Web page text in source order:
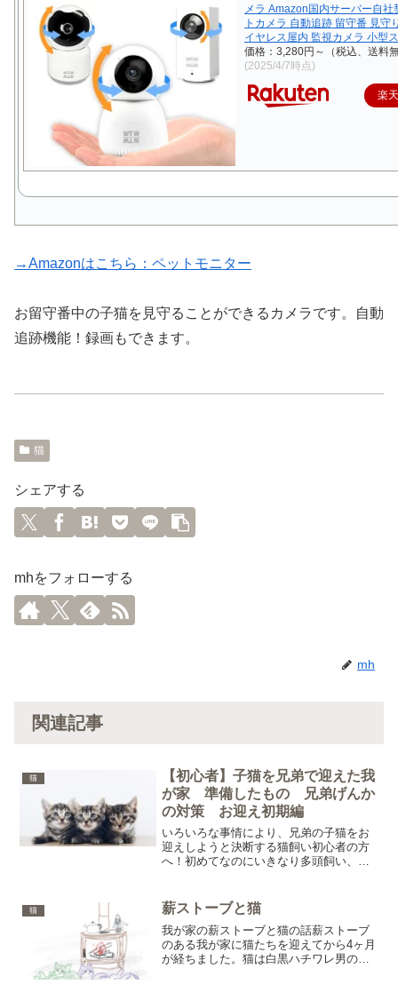
メラ Amazon国内サーバー自社
トカメラ 自動追跡 留守番 見守
イヤレス屋内 監視カメラ 小型
価格：3,280円～（税込、送料
(2025/4/7時点)
楽
→Amazonはこちら：ペットモニター
お留守番中の子猫を見守ることができるカメラです。自動
追跡機能！録画もできます。
猫
シェアする
mhをフォローする
mh
関連記事
猫
【初心者】子猫を兄弟で迎えた我
が家 準備したもの 兄弟げんか
の対策 お迎え初期編
いろいろな事情により、兄弟の子猫をお
迎えしようと決断する猫飼い初心者の方
へ！初めてなのにいきなり多頭飼い、ど
ど、不安はないですか？我が家もそうで
した。本記事では、そんな不...
猫 薪ストーブと猫
我が家の薪ストーブと猫の話薪ストーブ
のある我が家に猫たちを迎えてから4ヶ月
が経ちました。猫は白黒ハチワレ男の子2